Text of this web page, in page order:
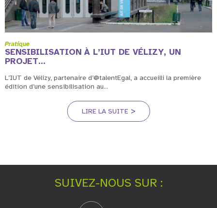
Pratique
SENSIBILISATION À L’IUT DE VÉLIZY, UN
PROJET...
L’IUT de Vélizy, partenaire d’@talentEgal, a accueilli la première
édition d’une sensibilisation au...
LIRE LA SUITE
SUIVEZ-NOUS SUR :